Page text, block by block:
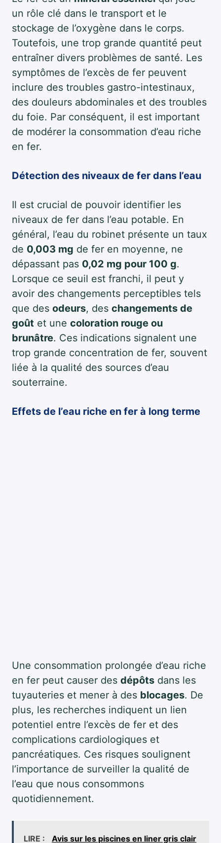
un rôle clé dans le transport et le
stockage de l’oxygène dans le corps.
Toutefois, une trop grande quantité peut
entraîner divers problèmes de santé. Les
symptômes de l’excès de fer peuvent
inclure des troubles gastro-intestinaux,
des douleurs abdominales et des troubles
du foie. Par conséquent, il est important
de modérer la consommation d’eau riche
en fer.
Détection des niveaux de fer dans l’eau
Il est crucial de pouvoir identifier les
niveaux de fer dans l’eau potable. En
général, l’eau du robinet présente un taux
de 0,003 mg de fer en moyenne, ne
dépassant pas 0,02 mg pour 100 g.
Lorsque ce seuil est franchi, il peut y
avoir des changements perceptibles tels
que des odeurs, des changements de
goût et une coloration rouge ou
brunâtre. Ces indications signalent une
trop grande concentration de fer, souvent
liée à la qualité des sources d’eau
souterraine.
Effets de l’eau riche en fer à long terme
Une consommation prolongée d’eau riche
en fer peut causer des dépôts dans les
tuyauteries et mener à des blocages. De
plus, les recherches indiquent un lien
potentiel entre l’excès de fer et des
complications cardiologiques et
pancréatiques. Ces risques soulignent
l’importance de surveiller la qualité de
l’eau que nous consommons
quotidiennement.
LIRE : Avis sur les piscines en liner gris clair